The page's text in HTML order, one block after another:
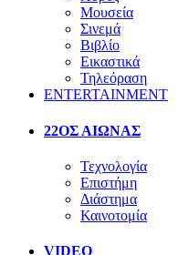
Μουσεία
Σινεμά
Βιβλίο
Εικαστικά
Τηλεόραση
ENTERTAINMENT
22ΟΣ ΑΙΩΝΑΣ
Τεχνολογία
Επιστήμη
Διάστημα
Καινοτομία
VIDEO